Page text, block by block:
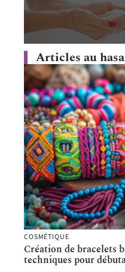
Articles au
COSMÉTIQUE
Création de bracelets
techniques pour